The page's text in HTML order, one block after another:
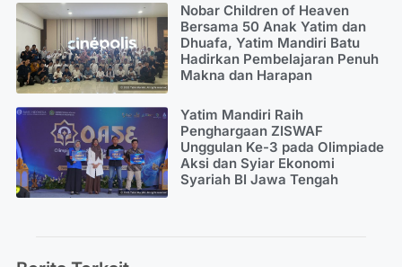
Nobar Children of Heaven
Bersama 50 Anak Yatim dan
Dhuafa, Yatim Mandiri Batu
Hadirkan Pembelajaran Penuh
Makna dan Harapan
Yatim Mandiri Raih
Penghargaan ZISWAF
Unggulan Ke-3 pada Olimpiade
Aksi dan Syiar Ekonomi
Syariah BI Jawa Tengah